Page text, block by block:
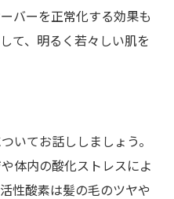
バーを正常化する効果も
て、明るく若々しい肌を
いてお話ししましょう。
体内の酸化ストレスによ
性酸素は髪の毛のツヤや